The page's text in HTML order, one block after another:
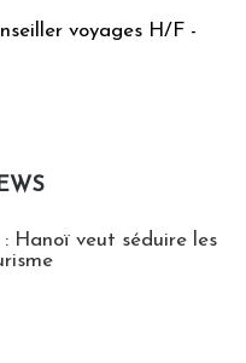
voyages H/F -
Hanoï veut séduire les